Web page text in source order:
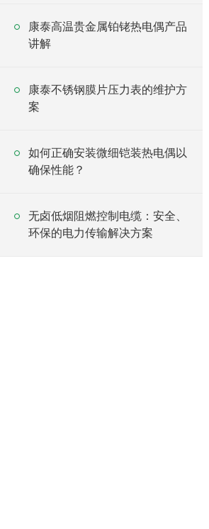
康泰高温贵金属铂铑热电偶产品
讲解
康泰不锈钢膜片压力表的维护方
案
如何正确安装微细铠装热电偶以
确保性能？
无卤低烟阻燃控制电缆：安全、
环保的电力传输解决方案